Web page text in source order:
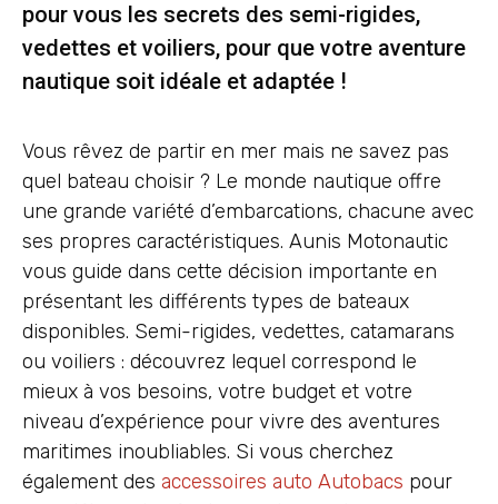
pour vous les secrets des semi-rigides,
vedettes et voiliers, pour que votre aventure
nautique soit idéale et adaptée !
Vous rêvez de partir en mer mais ne savez pas
quel bateau choisir ? Le monde nautique offre
une grande variété d’embarcations, chacune avec
ses propres caractéristiques. Aunis Motonautic
vous guide dans cette décision importante en
présentant les différents types de bateaux
disponibles. Semi-rigides, vedettes, catamarans
ou voiliers : découvrez lequel correspond le
mieux à vos besoins, votre budget et votre
niveau d’expérience pour vivre des aventures
maritimes inoubliables. Si vous cherchez
également des accessoires auto Autobacs pour